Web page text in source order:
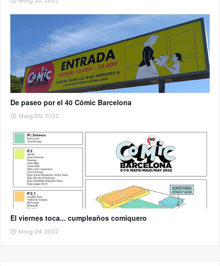
De paseo por el 40 Cómic Barcelona
Maig 09, 2022
El viernes toca... cumpleaños comiquero
Maig 04, 2022